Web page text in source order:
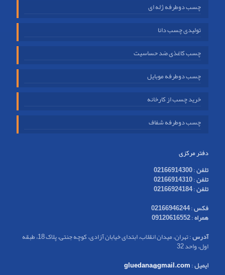
چسب دوطرفه ژله ای
تولیدی چسب دانا
چسب کاغذی ضد حساسیت
چسب دوطرفه موبایل
خرید چسب از کارخانه
چسب دوطرفه شفاف
دفتر مرکزی
تلفن:
02166914300
تلفن:
02166914310
تلفن:
02166924184
فکس:
02166946244
همراه:
09120616552
آدرس
: تهران، میدان انقلاب، ابتدای خیابان آزادی، کوچه جنتی، پلاک 18، طبقه
اول، واحد 32
ایمیل:
gluedana@gmail.com